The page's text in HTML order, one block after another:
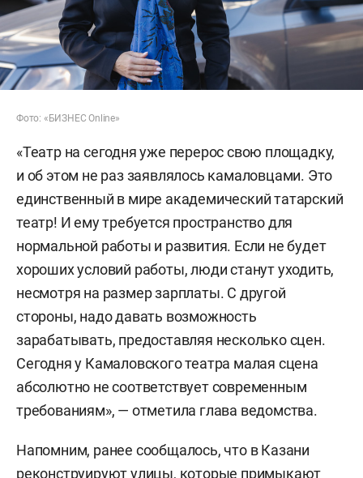
Фото: «БИЗНЕС Online»
«Театр на сегодня уже перерос свою площадку,
и об этом не раз заявлялось камаловцами. Это
единственный в мире академический татарский
театр! И ему требуется пространство для
нормальной работы и развития. Если не будет
хороших условий работы, люди станут уходить,
несмотря на размер зарплаты. С другой
стороны, надо давать возможность
зарабатывать, предоставляя несколько сцен.
Сегодня у Камаловского театра малая сцена
абсолютно не соответствует современным
требованиям», — отметила глава ведомства.
Напомним, ранее сообщалось, что в Казани
реконструируютулицы, которые примыкают